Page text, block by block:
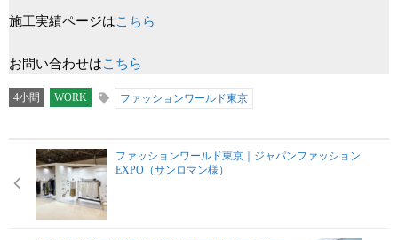
施工実績ページはこちら
お問い合わせはこちら
4小間 WORK ファッションワールド東京
ファッションワールド東京｜ジャパンファッション
EXPO（サンロマン様）